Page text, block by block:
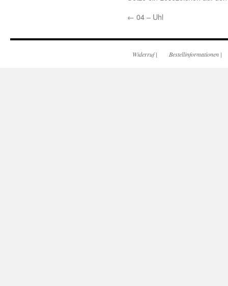
← 04 – Uhl
Widerruf| Bestellinformationen |